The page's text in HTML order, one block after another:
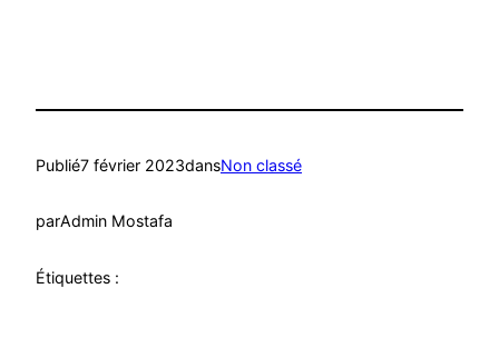
Publié7 février 2023dansNon classé
parAdmin Mostafa
Étiquettes :